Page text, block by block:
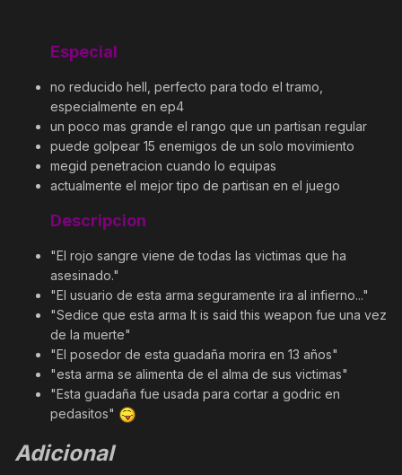
Especial
no reducido hell, perfecto para todo el tramo,
especialmente en ep4
un poco mas grande el rango que un partisan regular
puede golpear 15 enemigos de un solo movimiento
megid penetracion cuando lo equipas
actualmente el mejor tipo de partisan en el juego
Descripcion
"El rojo sangre viene de todas las victimas que ha
asesinado."
"El usuario de esta arma seguramente ira al infierno..."
"Sedice que esta arma It is said this weapon fue una vez
de la muerte"
"El posedor de esta guadaña morira en 13 años"
"esta arma se alimenta de el alma de sus victimas"
"Esta guadaña fue usada para cortar a godric en
pedasitos"
Adicional